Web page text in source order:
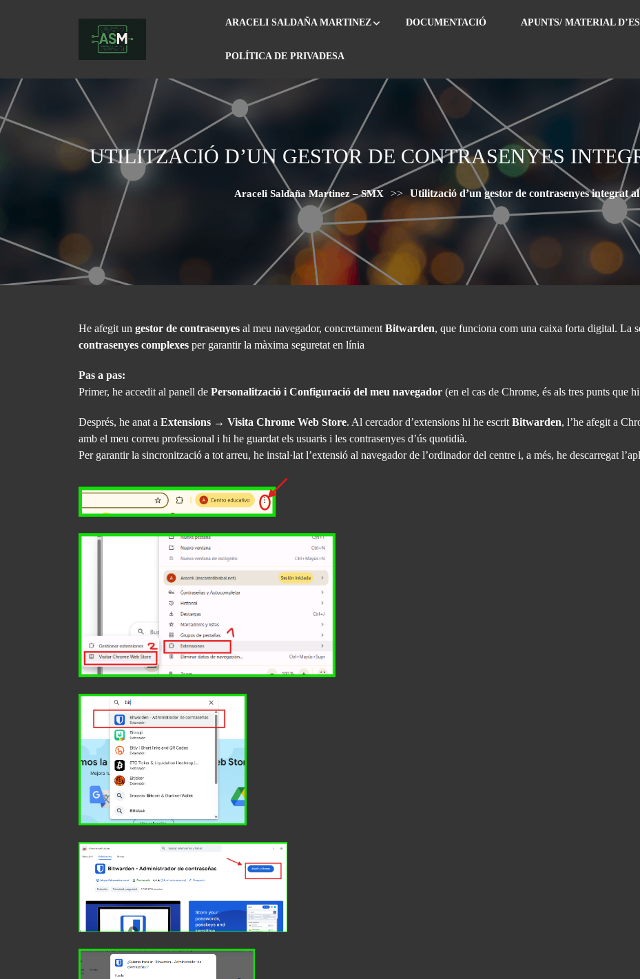
ARACELI SALDAÑA MARTINEZ DOCUMENTACIÓ APUNTS/ MATERIAL
POLÍTICA DE PRIVADESA
UTILITZACIÓ D’UN GESTOR DE CONTRASENYES
Araceli Saldaña Martinez – SMX >> Utilització d’un gestor de contrasenyes integrat
He afegit un gestor de contrasenyes al meu navegador, concretament Bitwarden, que funciona com una caixa forta digital. La
contrasenyes complexes per garantir la màxima seguretat en línia
Pas a pas:
Primer, he accedit al panell de Personalització i Configuració del meu navegador (en el cas de Chrome, és als tres punts que
Després, he anat a Extensions → Visita Chrome Web Store. Al cercador d’extensions hi he escrit Bitwarden, l’he afegit a
amb el meu correu professional i hi he guardat els usuaris i les contrasenyes d’ús quotidià.
Per garantir la sincronització a tot arreu, he instal·lat l’extensió al navegador de l’ordinador del centre i, a més, he descarregat